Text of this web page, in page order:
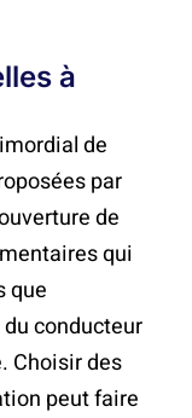
à
de
par
de
qui
que
conducteur
Choisir des
peut faire